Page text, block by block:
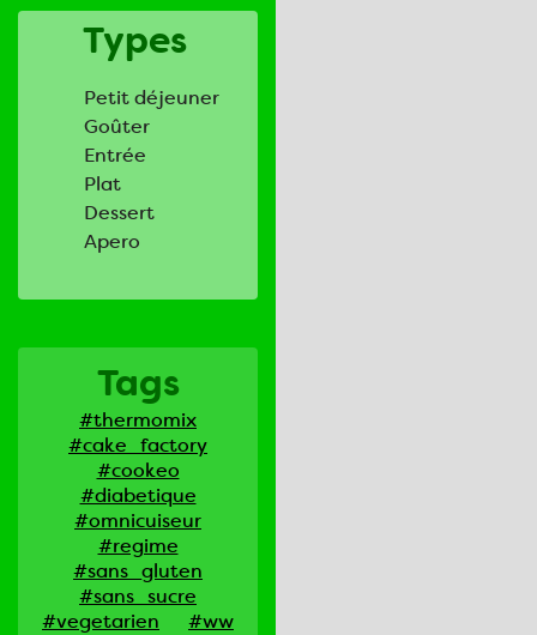
Types
Petit déjeuner
Goûter
Entrée
Plat
Dessert
Apero
Tags
#thermomix
#cake_factory
#cookeo
#diabetique
#omnicuiseur
#regime
#sans_gluten
#sans_sucre
#vegetarien
#ww